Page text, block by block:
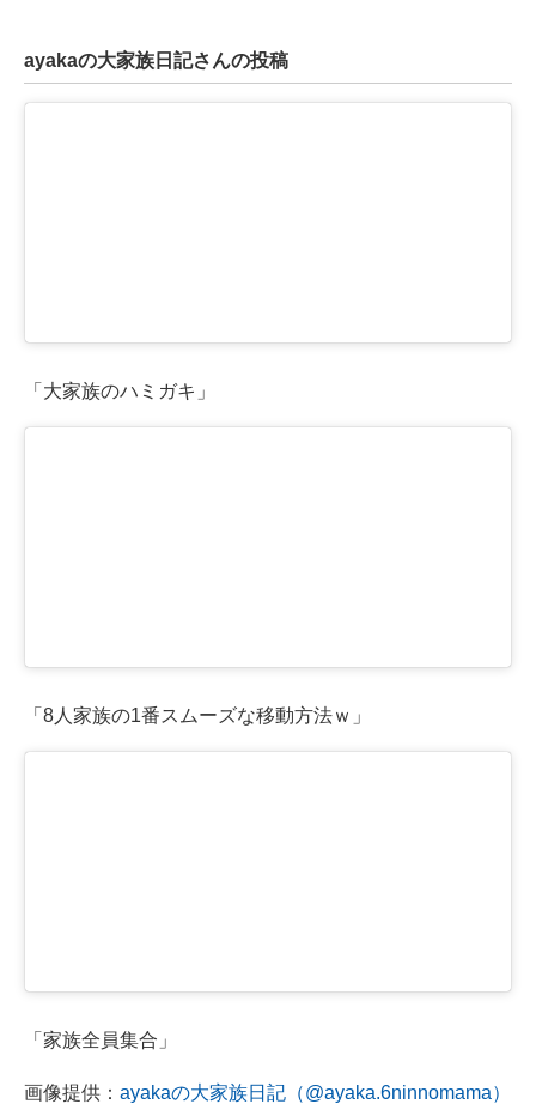
ayakaの大家族日記さんの投稿
「大家族のハミガキ」
「8人家族の1番スムーズな移動方法ｗ」
「家族全員集合」
画像提供： ayakaの大家族日記（@ayaka.6ninnomama）